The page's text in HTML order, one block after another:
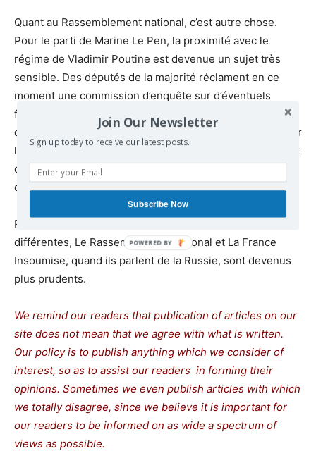
Quant au Rassemblement national, c’est autre chose.
Pour le parti de Marine Le Pen, la proximité avec le
régime de Vladimir Poutine est devenue un sujet très
sensible. Des députés de la majorité réclament en ce
moment une commission d’enquête sur d’éventuels
financements russes en France, après la révélation
d’informations déclassifiées aux Etats-Unis. Le RN est sur
la défensive. Il menace d’attaquer tous ceux qui insinuent
qu’il y aurait des liens financiers entre Moscou et le parti
de Marine Le Pen.
Pour des raisons différentes, avec des histoires
différentes, Le Rassemblement national et La France
Insoumise, quand ils parlent de la Russie, sont devenus
plus prudents.
We remind our readers that publication of articles on our
site does not mean that we agree with what is written.
Our policy is to publish anything which we consider of
interest, so as to assist our readers in forming their
opinions. Sometimes we even publish articles with which
we totally disagree, since we believe it is important for
our readers to be informed on as wide a spectrum of
views as possible.
Join Our Newsletter
Sign up today to receive our latest posts.
Subscribe Now